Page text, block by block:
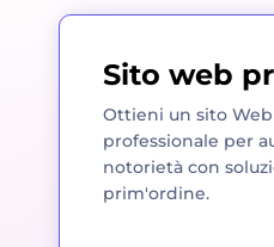
Sito web
Ottieni un sito
professionale per
notorietà con
prim'ordine.